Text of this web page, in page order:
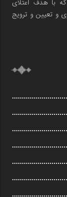
با هدف اعتلای
و تعیین و ترویج